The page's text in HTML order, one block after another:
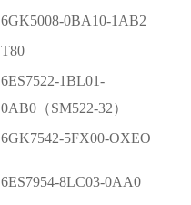
6GK5008-0BA10-1AB2
T80
6ES7522-1BL01-
0AB0（SM522-32）
6GK7542-5FX00-OXEO
6ES7954-8LC03-0AA0